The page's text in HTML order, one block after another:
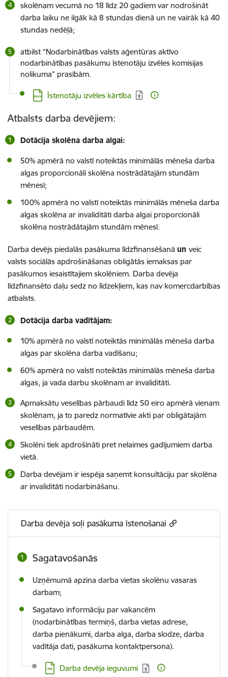
skolēnam vecumā no 18 līdz 20 gadiem var nodrošināt
darba laiku ne ilgāk kā 8 stundas dienā un ne vairāk kā 40
stundas nedēļā;
atbilst “Nodarbinātības valsts aģentūras aktīvo
nodarbinātības pasākumu īstenotāju izvēles komisijas
nolikuma” prasībām.
Lejupielādēt:
Īstenotāju izvēles kārtība
Atbalsts darba devējiem:
Dotācija skolēna darba algai:
50% apmērā no valstī noteiktās minimālās mēneša darba
algas proporcionāli skolēna nostrādātajām stundām
mēnesī;
100% apmērā no valstī noteiktās minimālās mēneša darba
algas skolēna ar invaliditāti darba algai proporcionāli
skolēna nostrādātajām stundām mēnesī.
Darba devējs piedalās pasākuma līdzfinansēšanā un veic
valsts sociālās apdrošināšanas obligātās iemaksas par
pasākumos iesaistītajiem skolēniem. Darba devēja
līdzfinansēto daļu sedz no līdzekļiem, kas nav komercdarbības
atbalsts.
Dotācija darba vadītājam:
10% apmērā no valstī noteiktās minimālās mēneša darba
algas par skolēna darba vadīšanu;
60% apmērā no valstī noteiktās minimālās mēneša darba
algas, ja vada darbu skolēnam ar invaliditāti.
Apmaksātu veselības pārbaudi līdz 50 eiro apmērā vienam
skolēnam, ja to paredz normatīvie akti par obligātajām
veselības pārbaudēm.
Skolēni tiek apdrošināti pret nelaimes gadījumiem darba
vietā.
Darba devējam ir iespēja saņemt konsultāciju par skolēna
ar invaliditāti nodarbināšanu.
Darba devēja soļi pasākuma īstenošanai
Sagatavošanās
Uzņēmumā apzina darba vietas skolēnu vasaras
darbam;
Sagatavo informāciju par vakancēm
(nodarbinātības termiņš, darba vietas adrese,
darba pienākumi, darba alga, darba slodze, darba
vadītāja dati, pasākuma kontaktpersona).
Lejupielādēt:
Darba devēja ieguvumi